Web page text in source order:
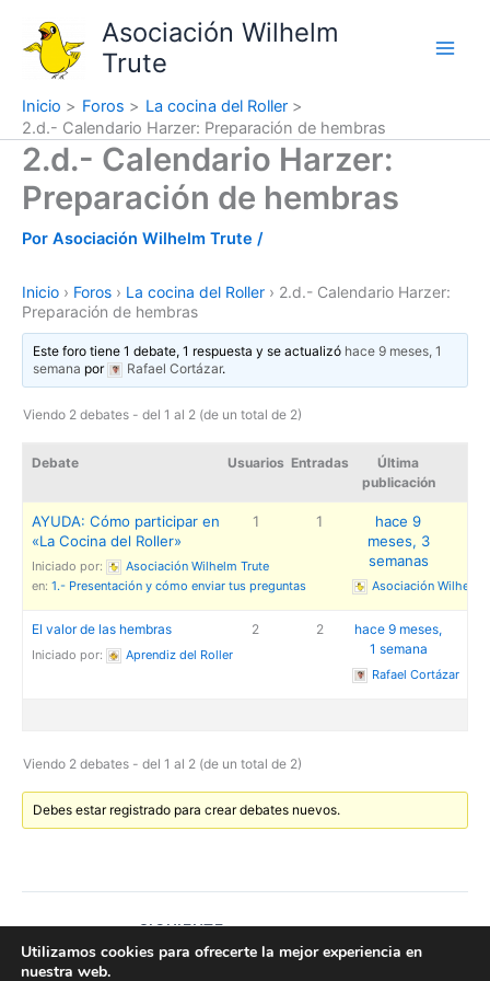
contenido
Asociación Wilhelm
Trute
Inicio Foros
La cocina del Roller
2.d.- Calendario Harzer: Preparación de hembras
2.d.- Calendario Harzer:
Preparación de hembras
Por Asociación Wilhelm Trute /
Inicio › Foros › La cocina del Roller › 2.d.- Calendario Harzer:
Preparación de hembras
Este foro tiene 1 debate, 1 respuesta y se actualizó hace 9 meses, 1
semana por Rafael Cortázar.
Viendo 2 debates - del 1 al 2 (de un total de 2)
Debate Usuarios Entradas
Última
publicación
AYUDA: Cómo participar en
«La Cocina del Roller»
Iniciado por:
Asociación Wilhelm Trute
en: 1.- Presentación y cómo enviar tus preguntas
1 1
hace 9
meses, 3
semanas
Asociación Wilhelm
El valor de las hembras
Iniciado por: Aprendiz del Roller
2 2
hace 9 meses,
1 semana
Rafael Cortázar
Viendo 2 debates - del 1 al 2 (de un total de 2)
Debes estar registrado para crear debates nuevos.
SIGUIENTE
Utilizamos cookies para ofrecerte la mejor experiencia en
nuestra web.